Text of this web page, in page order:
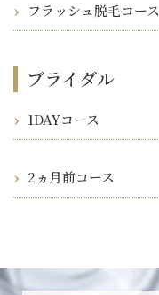
フラッシュ脱毛コース
ブライダル
1DAYコース
2ヵ月前コース